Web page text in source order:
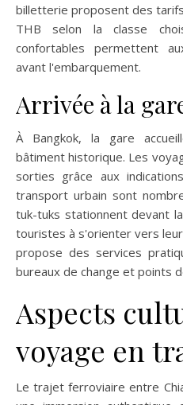
billetterie proposent des
THB selon la classe
confortables permettent
avant l'embarquement.
Arrivée à la
À Bangkok, la gare
bâtiment historique. Les
sorties grâce aux
transport urbain sont
tuk-tuks stationnent devant
touristes à s'orienter vers
propose des services
bureaux de change et points
Aspects
voyage en
Le trajet ferroviaire entre